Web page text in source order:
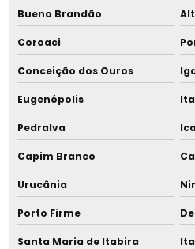
Tubo de durhan
Tubo de ensaio para banco de
Upgrade equipamento para
Vidro para armazenamento de
Vidro para leite humano
Vidro para leite materno
Bueno Brandão
Coroaci
Conceição dos Ouros
Eugenópolis
Pedralva
Capim Branco
Urucânia
Porto Firme
Santa Maria de Itabira